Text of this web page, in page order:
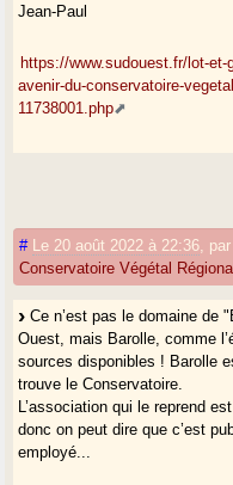
Jean-Paul
https://www.sudouest.fr/lot-
avenir-du-conservatoire-
11738001.php
# Le 20 août 2022 à 22:36
Conservatoire Végétal
Ce n’est pas le domaine de
Ouest, mais Barolle, comme
sources disponibles ! Barolle
trouve le Conservatoire.
L’association qui le reprend
donc on peut dire que c’est
employé...